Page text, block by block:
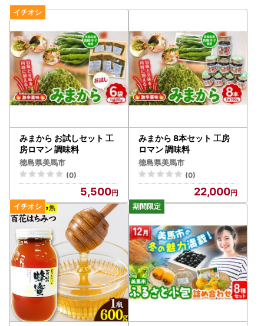
みまから お試しセット 工
房ロマン 調味料
徳島県美馬市
(0)
5,500
みまから 8本セット 工房
ロマン 調味料
徳島県美馬市
(0)
22,000